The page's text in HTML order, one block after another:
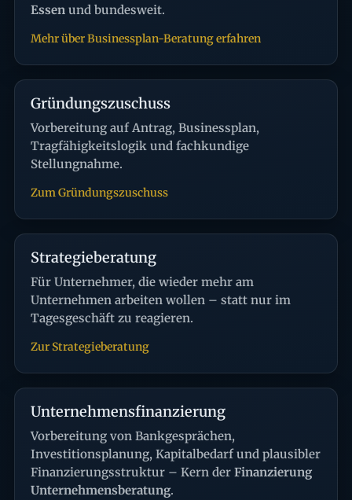
Essen und bundesweit.
Mehr über Businessplan-Beratung erfahren
Gründungszuschuss
Vorbereitung auf Antrag, Businessplan,
Tragfähigkeitslogik und fachkundige
Stellungnahme.
Zum Gründungszuschuss
Strategieberatung
Für Unternehmer, die wieder mehr am
Unternehmen arbeiten wollen – statt nur im
Tagesgeschäft zu reagieren.
Zur Strategieberatung
Unternehmensfinanzierung
Vorbereitung von Bankgesprächen,
Investitionsplanung, Kapitalbedarf und plausibler
Finanzierungsstruktur – Kern der Finanzierung
Unternehmensberatung.